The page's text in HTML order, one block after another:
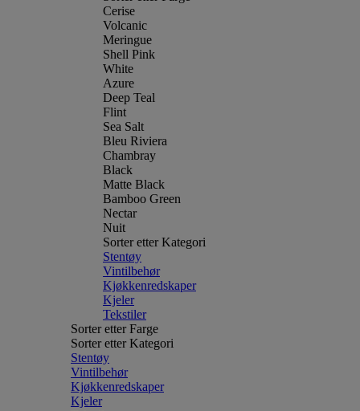
Cerise
Volcanic
Meringue
Shell Pink
White
Azure
Deep Teal
Flint
Sea Salt
Bleu Riviera
Chambray
Black
Matte Black
Bamboo Green
Nectar
Nuit
Sorter etter Kategori
Stentøy
Vintilbehør
Kjøkkenredskaper
Kjeler
Tekstiler
Sorter etter Farge
Sorter etter Kategori
Stentøy
Vintilbehør
Kjøkkenredskaper
Kjeler